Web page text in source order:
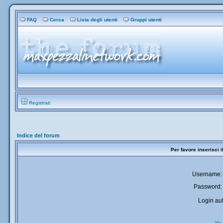
FAQ Cerca Lista degli utenti Gruppi utenti
Registrati
Indice del forum
Per favore inserisci
Username:
Password:
Login